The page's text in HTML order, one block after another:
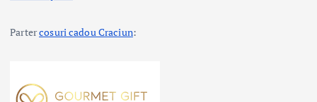
Partercosuri cadou Craciun: